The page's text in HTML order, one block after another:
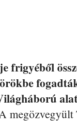
frigyéből
megözvegyült